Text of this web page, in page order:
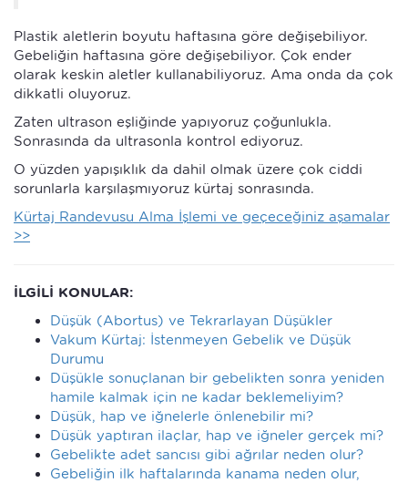
Plastik aletlerin boyutu haftasına göre değişebiliyor.
Gebeliğin haftasına göre değişebiliyor. Çok ender
olarak keskin aletler kullanabiliyoruz. Ama onda da çok
dikkatli oluyoruz.
Zaten ultrason eşliğinde yapıyoruz çoğunlukla.
Sonrasında da ultrasonla kontrol ediyoruz.
O yüzden yapışıklık da dahil olmak üzere çok ciddi
sorunlarla karşılaşmıyoruz kürtaj sonrasında.
Kürtaj Randevusu Alma İşlemi ve geçeceğiniz aşamalar
>>
İLGİLİ KONULAR:
Düşük (Abortus) ve Tekrarlayan Düşükler
Vakum Kürtaj: İstenmeyen Gebelik ve Düşük
Durumu
Düşükle sonuçlanan bir gebelikten sonra yeniden
hamile kalmak için ne kadar beklemeliyim?
Düşük, hap ve iğnelerle önlenebilir mi?
Düşük yaptıran ilaçlar, hap ve iğneler gerçek mi?
Gebelikte adet sancısı gibi ağrılar neden olur?
Gebeliğin ilk haftalarında kanama neden olur,